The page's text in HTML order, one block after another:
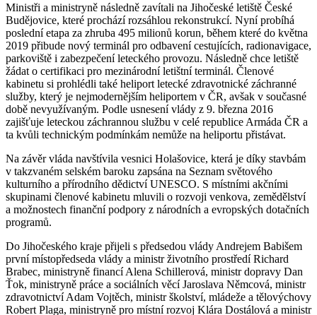
Ministři a ministryně následně zavítali na Jihočeské letiště České
Budějovice, které prochází rozsáhlou rekonstrukcí. Nyní probíhá
poslední etapa za zhruba 495 milionů korun, během které do května
2019 přibude nový terminál pro odbavení cestujících, radionavigace,
parkoviště i zabezpečení leteckého provozu. Následně chce letiště
žádat o certifikaci pro mezinárodní letištní terminál. Členové
kabinetu si prohlédli také heliport letecké zdravotnické záchranné
služby, který je nejmodernějším heliportem v ČR, avšak v současné
době nevyužívaným. Podle usnesení vlády z 9. března 2016
zajišťuje leteckou záchrannou službu v celé republice Armáda ČR a
ta kvůli technickým podmínkám nemůže na heliportu přistávat.
Na závěr vláda navštívila vesnici Holašovice, která je díky stavbám
v takzvaném selském baroku zapsána na Seznam světového
kulturního a přírodního dědictví UNESCO. S místními akčními
skupinami členové kabinetu mluvili o rozvoji venkova, zemědělství
a možnostech finanční podpory z národních a evropských dotačních
programů.
Do Jihočeského kraje přijeli s předsedou vlády Andrejem Babišem
první místopředseda vlády a ministr životního prostředí Richard
Brabec, ministryně financí Alena Schillerová, ministr dopravy Dan
Ťok, ministryně práce a sociálních věcí Jaroslava Němcová, ministr
zdravotnictví Adam Vojtěch, ministr školství, mládeže a tělovýchovy
Robert Plaga, ministryně pro místní rozvoj Klára Dostálová a ministr